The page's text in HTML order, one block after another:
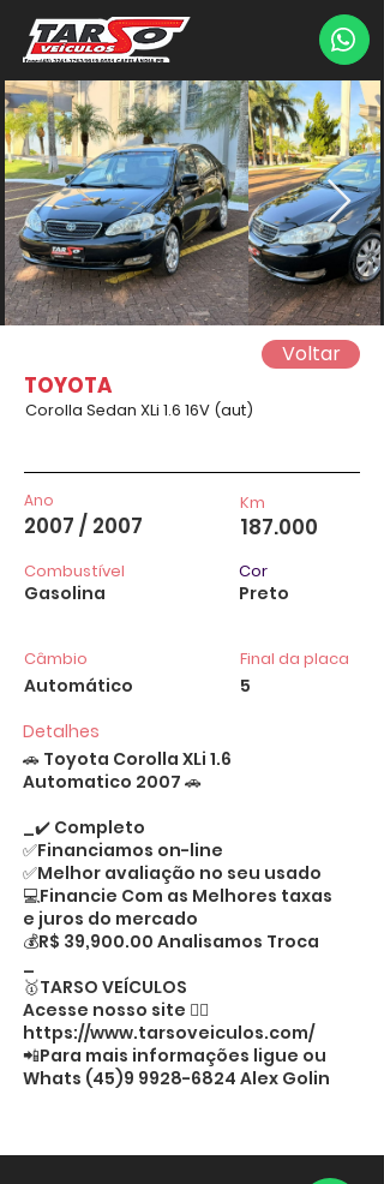
Voltar
TOYOTA
Corolla Sedan XLi 1.6 16V (aut)
Ano
2007 / 2007
Combustível
Gasolina
Câmbio
Automático
Km
187.000
Cor
Preto
Final da placa
5
Detalhes
🚗 Toyota Corolla XLi 1.6
Automatico 2007 🚗
_✔️ Completo
✅Financiamos on-line
✅Melhor avaliação no seu usado
💻Financie Com as Melhores taxas
e juros do mercado
💰R$ 39,900.00 Analisamos Troca
_
🥇TARSO VEÍCULOS
Acesse nosso site 👉🏻
https://www.tarsoveiculos.com/
📲Para mais informações ligue ou
Whats (45)9 9928-6824 Alex Golin